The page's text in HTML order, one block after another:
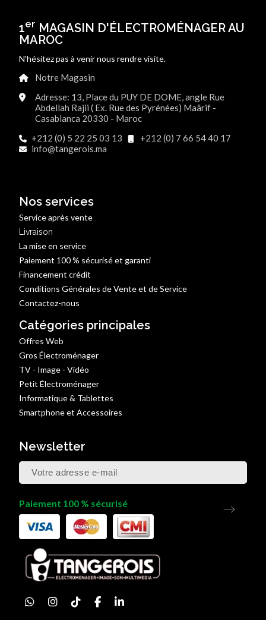
1er MAGASIN D'ÉLECTROMÉNAGER AU
MAROC
N'hésitez pas à venir nous rendre visite.
Notre Magasin
Adresse: 13, Place du PUY DE DOME, angle Rue
Abdellah Rajii ( Ex. Rue des Pyrénées) Maârif -
Casablanca 20330 - Maroc
+212 (0) 5 22 25 03 13
+212 (0) 7 66 54 40 17
info@tangerois.ma
Nos services
Service après vente
Livraison
La mise en service
Paiement 100 % sécurisé et garanti
Financement crédit
Conditions Générales de Vente et de Service
Contactez-nous
Catégories principales
Offres Web
Gros Électroménager
TV - Image - Vidéo
Petit Électroménager
Informatique & Tablettes
Smartphone et Accessoires
Newsletter
Paiement 100 % sécurisé